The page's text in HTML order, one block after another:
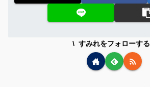
すみれをフォローする